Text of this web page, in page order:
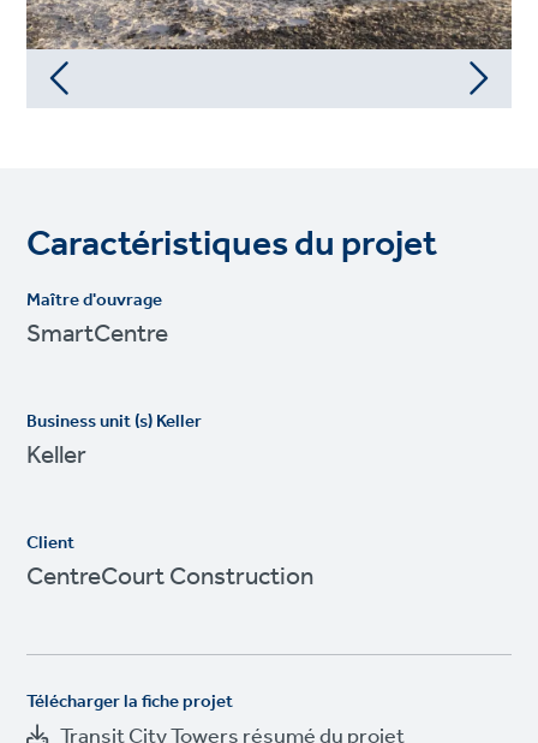
Caractéristiques du projet
Maître d'ouvrage
SmartCentre
Business unit (s) Keller
Keller
Client
CentreCourt Construction
Télécharger la fiche projet